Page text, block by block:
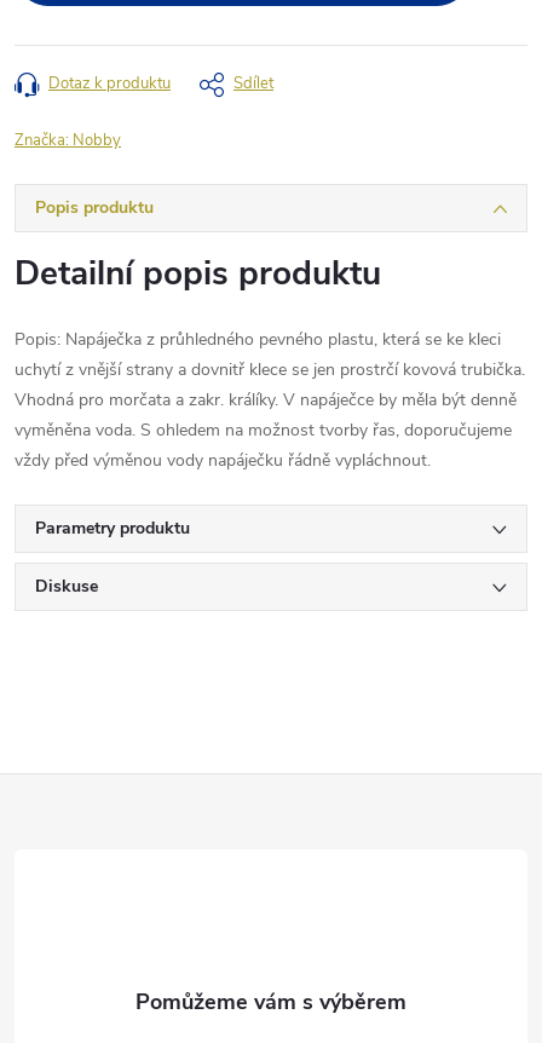
Dotaz k produktu Sdílet
Značka: Nobby
Popis produktu
Detailní popis produktu
Popis: Napáječka z průhledného pevného plastu, která se ke kleci
uchytí z vnější strany a dovnitř klece se jen prostrčí kovová trubička.
Vhodná pro morčata a zakr. králíky. V napáječce by měla být denně
vyměněna voda. S ohledem na možnost tvorby řas, doporučujeme
vždy před výměnou vody napáječku řádně vypláchnout.
Parametry produktu
Diskuse